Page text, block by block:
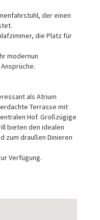
der einen
die Platz für
modernun
als Atrium
Terrasse mit
Hof. Großzügige
bieten den idealen
zum draußen Dinieren
Verfügung.